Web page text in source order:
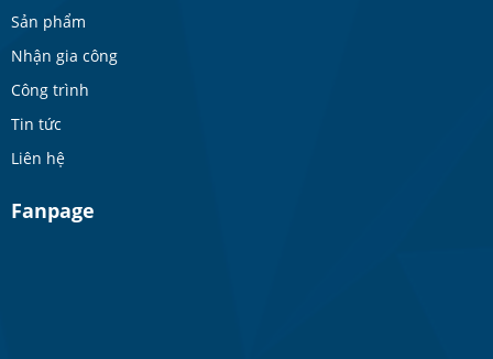
Sản phẩm
Nhận gia công
Công trình
Tin tức
Liên hệ
Fanpage